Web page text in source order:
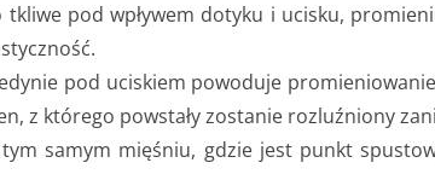
pod wpływem dotyku i ucisku,
pod uciskiem powoduje
z którego powstały zostanie rozluźniony
samym mięśniu, gdzie jest punkt